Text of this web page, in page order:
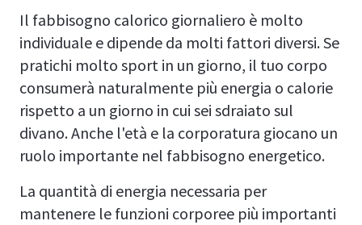
Il fabbisogno calorico giornaliero è molto
individuale e dipende da molti fattori diversi. Se
pratichi molto sport in un giorno, il tuo corpo
consumerà naturalmente più energia o calorie
rispetto a un giorno in cui sei sdraiato sul
divano. Anche l'età e la corporatura giocano un
ruolo importante nel fabbisogno energetico.
La quantità di energia necessaria per
mantenere le funzioni corporee più importanti